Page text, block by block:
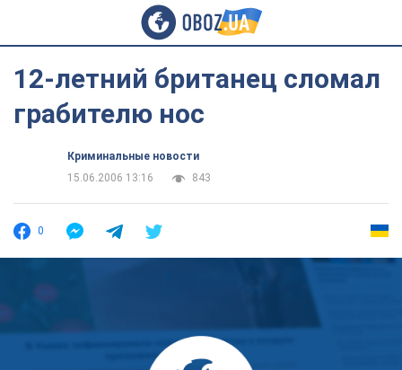
12-летний британец сломал
грабителю нос
Криминальные новости
15.06.2006 13:16
843
0